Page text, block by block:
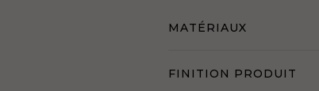
MATÉRIAUX
FINITION PRODUIT